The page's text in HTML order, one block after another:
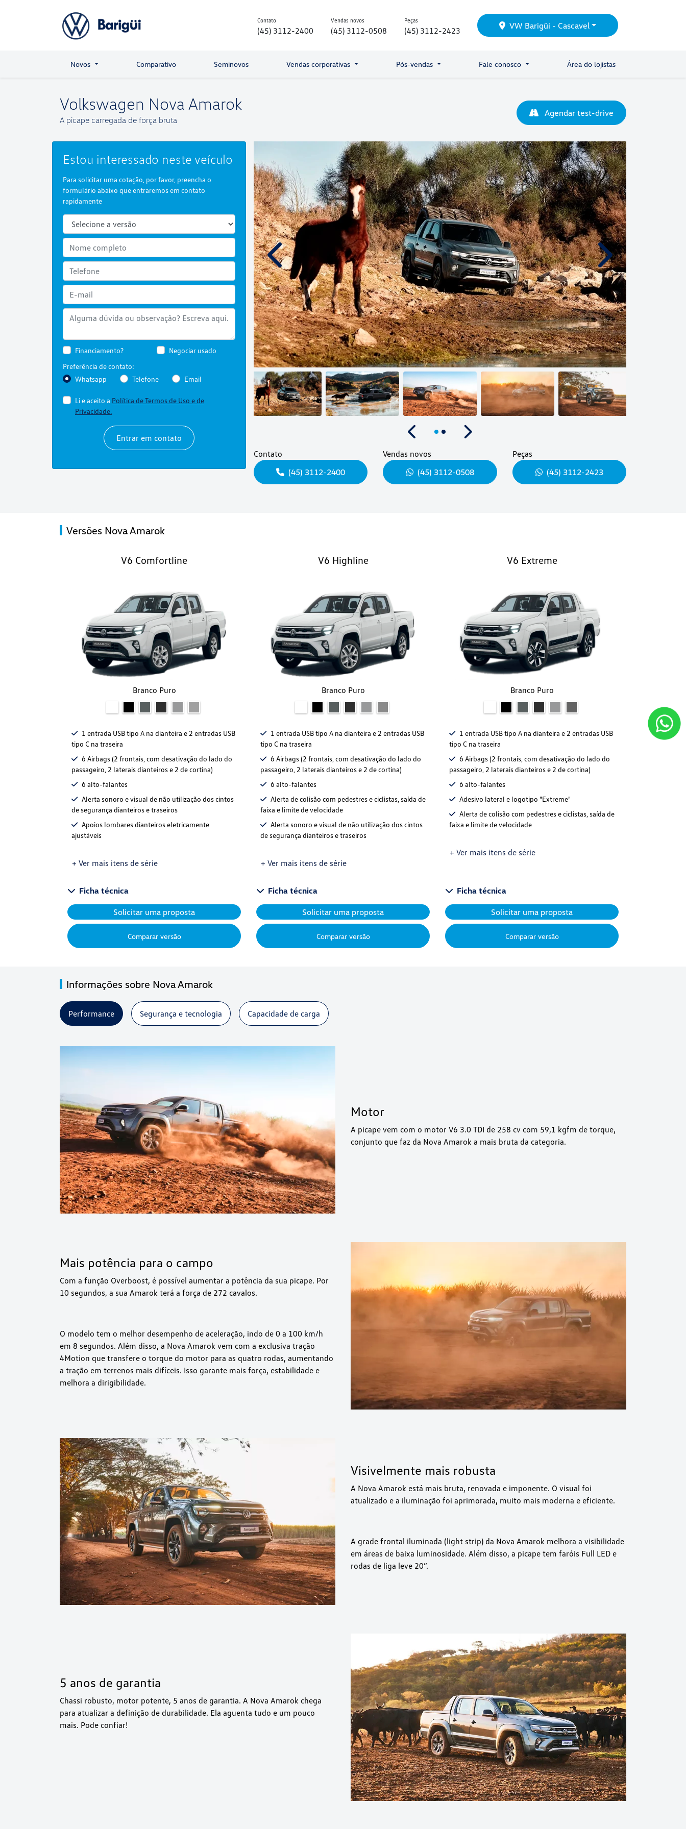
Contato
(45) 3112-2400
Vendas novos
(45) 3112-0508
Peças
(45) 3112-2423 VW Barigüi - Cascavel
Novos Comparativo Seminovos Vendas corporativas Pós-vendas Fale conosco Área do lojistas
Volkswagen Nova Amarok
A picape carregada de força bruta
Agendar test-drive
Estou interessado neste veículo
Para solicitar uma cotação, por favor, preencha o
formulário abaixo que entraremos em contato
rapidamente
Financiamento?
Negociar usado
Preferência de contato:
Whatsapp
Telefone Email
Li e aceito a Política de Termos de Uso e de
Privacidade.
Entrar em contato
Anterior Próximo
Anterior
Próximo
Contato
(45) 3112-2400
Vendas novos
(45) 3112-0508
Peças
(45) 3112-2423
Versões Nova Amarok
V6 Comfortline
Branco Puro
1 entrada USB tipo A na dianteira e 2 entradas USB
tipo C na traseira
6 Airbags (2 frontais, com desativação do lado do
passageiro, 2 laterais dianteiros e 2 de cortina)
6 alto-falantes
Alerta sonoro e visual de não utilização dos cintos
de segurança dianteiros e traseiros
Apoios lombares dianteiros eletricamente
ajustáveis
+ Ver mais itens de série
Ficha técnica
Solicitar uma proposta
Comparar versão
V6 Highline
Branco Puro
1 entrada USB tipo A na dianteira e 2 entradas USB
tipo C na traseira
6 Airbags (2 frontais, com desativação do lado do
passageiro, 2 laterais dianteiros e 2 de cortina)
6 alto-falantes
Alerta de colisão com pedestres e ciclistas, saída de
faixa e limite de velocidade
Alerta sonoro e visual de não utilização dos cintos
de segurança dianteiros e traseiros
+ Ver mais itens de série
Ficha técnica
Solicitar uma proposta
Comparar versão
V6 Extreme
Branco Puro
1 entrada USB tipo A na dianteira e 2 entradas USB
tipo C na traseira
6 Airbags (2 frontais, com desativação do lado do
passageiro, 2 laterais dianteiros e 2 de cortina)
6 alto-falantes
Adesivo lateral e logotipo "Extreme"
Alerta de colisão com pedestres e ciclistas, saída de
faixa e limite de velocidade
+ Ver mais itens de série
Ficha técnica
Solicitar uma proposta
Comparar versão
Informações sobre Nova Amarok
Performance Segurança e tecnologia Capacidade de carga
Motor
A picape vem com o motor V6 3.0 TDI de 258 cv com 59,1 kgfm de torque,
conjunto que faz da Nova Amarok a mais bruta da categoria.
Mais potência para o campo
Com a função Overboost, é possível aumentar a potência da sua picape. Por
10 segundos, a sua Amarok terá a força de 272 cavalos.
O modelo tem o melhor desempenho de aceleração, indo de 0 a 100 km/h
em 8 segundos. Além disso, a Nova Amarok vem com a exclusiva tração
4Motion que transfere o torque do motor para as quatro rodas, aumentando
a tração em terrenos mais difíceis. Isso garante mais força, estabilidade e
melhora a dirigibilidade.
Visivelmente mais robusta
A Nova Amarok está mais bruta, renovada e imponente. O visual foi
atualizado e a iluminação foi aprimorada, muito mais moderna e eficiente.
A grade frontal iluminada (light strip) da Nova Amarok melhora a visibilidade
em áreas de baixa luminosidade. Além disso, a picape tem faróis Full LED e
rodas de liga leve 20”.
5 anos de garantia
Chassi robusto, motor potente, 5 anos de garantia. A Nova Amarok chega
para atualizar a definição de durabilidade. Ela aguenta tudo e um pouco
mais. Pode confiar!